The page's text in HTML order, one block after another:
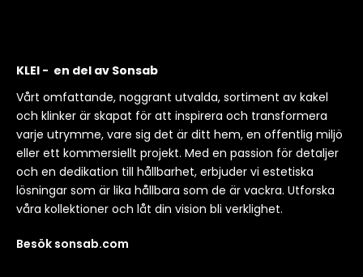
KLEI - en del av Sonsab
Vårt omfattande, noggrant utvalda, sortiment av kakel
och klinker är skapat för att inspirera och transformera
varje utrymme, vare sig det är ditt hem, en offentlig miljö
eller ett kommersiellt projekt. Med en passion för detaljer
och en dedikation till hållbarhet, erbjuder vi estetiska
lösningar som är lika hållbara som de är vackra. Utforska
våra kollektioner och låt din vision bli verklighet.
Besök sonsab.com